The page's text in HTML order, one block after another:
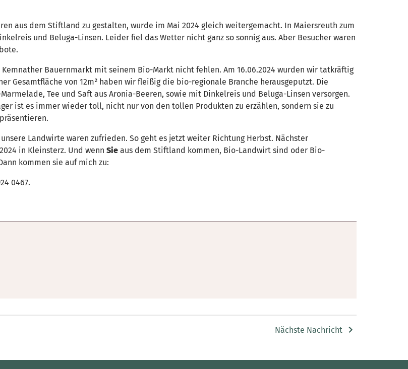
aus dem Stiftland zu gestalten, wurde im Mai 2024 gleich weitergemacht. In Maiersreuth zum
und Beluga-Linsen. Leider fiel das Wetter nicht ganz so sonnig aus. Aber Besucher waren
Bauernmarkt mit seinem Bio-Markt nicht fehlen. Am 16.06.2024 wurden wir tatkräftig
Gesamtfläche von 12m² haben wir fleißig die bio-regionale Branche herausgeputzt. Die
Tee und Saft aus Aronia-Beeren, sowie mit Dinkelreis und Beluga-Linsen versorgen.
ist es immer wieder toll, nicht nur von den tollen Produkten zu erzählen, sondern sie zu
Landwirte waren zufrieden. So geht es jetzt weiter Richtung Herbst. Nächster
in Kleinsterz. Und wenn Sie aus dem Stiftland kommen, Bio-Landwirt sind oder Bio-
kommen sie auf mich zu:
0467.
Nächste Nachricht